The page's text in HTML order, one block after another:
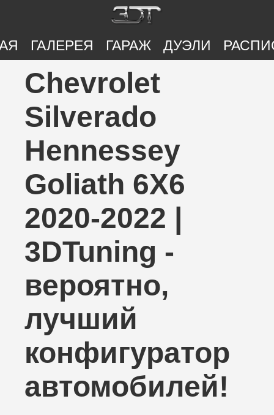
ГАЛЕРЕЯ ГАРАЖ ДУЭЛИ
Chevrolet
Silverado
Hennessey
Goliath 6X6
2020-2022 |
3DTuning -
вероятно,
лучший
конфигуратор
автомобилей!